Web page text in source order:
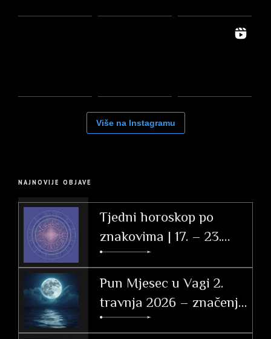
Više na Instagramu
NAJNOVIJE OBJAVE
Tjedni horoskop po
znakovima | 17. – 23.
svibnja 2026.
Pun Mjesec u Vagi 2.
travnja 2026 – značenje
po znakovima